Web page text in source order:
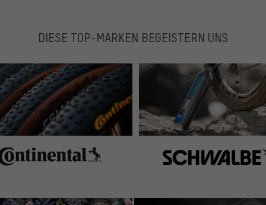
mit arbeiten
DIESE TOP-MARKEN BEGEISTERN UNS